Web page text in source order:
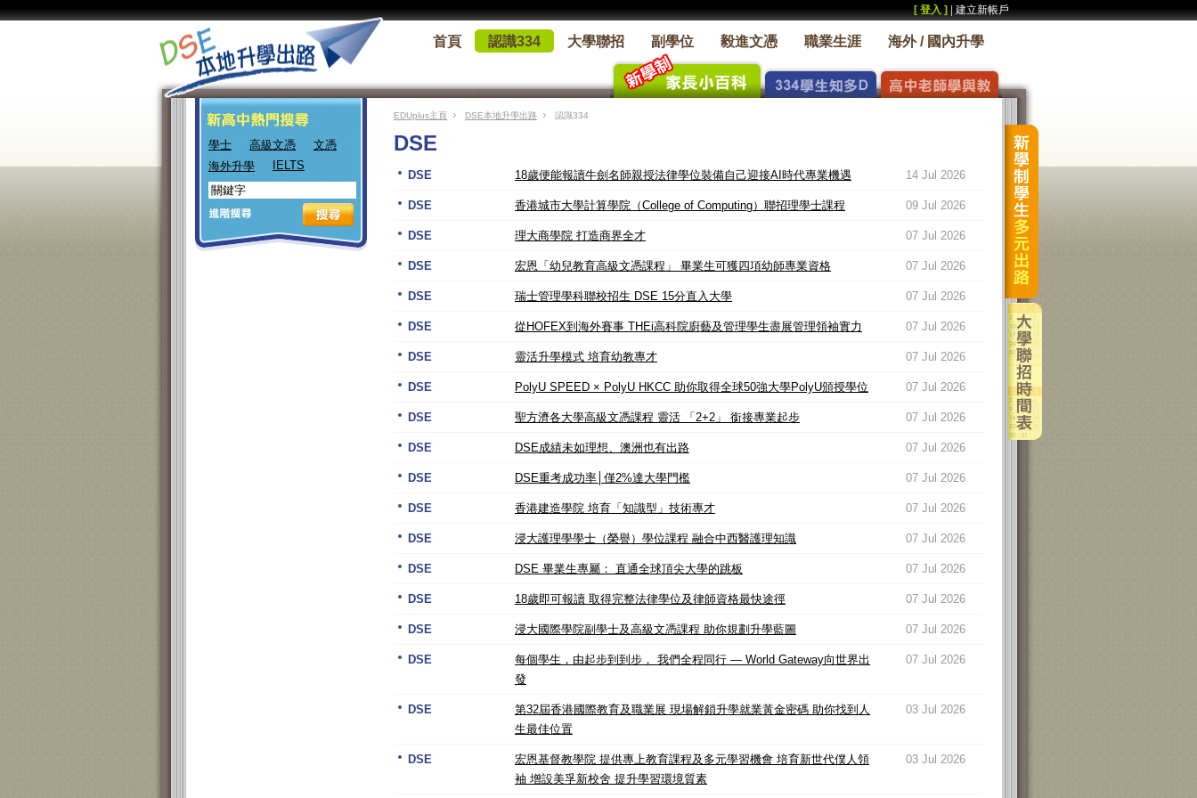
[ 登入 ] 建立新帳戶
首頁 認識334 大學聯招 副學位 毅進文憑 職業生涯 海外 / 國內升學
學士 高級文憑
文憑
海外升學
IELTS
EDUplus主頁 DSE本地升學出路 認識334
DSE
DSE 18歲便能報讀牛劍名師親授法律學位裝備自己迎接AI時代專業機遇 14 Jul 2026
DSE 香港城市大學計算學院（College of Computing）聯招理學士課程 09 Jul 2026
DSE 理大商學院 打造商界全才 07 Jul 2026
DSE 宏恩「幼兒教育高級文憑課程」 畢業生可獲四項幼師專業資格 07 Jul 2026
DSE 瑞士管理學科聯校招生 DSE 15分直入大學 07 Jul 2026
DSE 從HOFEX到海外賽事 THEi高科院廚藝及管理學生盡展管理領袖實力 07 Jul 2026
DSE 靈活升學模式 培育幼教專才 07 Jul 2026
DSE PolyU SPEED × PolyU HKCC 助你取得全球50強大學PolyU頒授學位 07 Jul 2026
DSE 聖方濟各大學高級文憑課程 靈活 「2+2」 銜接專業起步 07 Jul 2026
DSE DSE成績未如理想、澳洲也有出路 07 Jul 2026
DSE DSE重考成功率│僅2%達大學門檻 07 Jul 2026
DSE 香港建造學院 培育「知識型」技術專才 07 Jul 2026
DSE 浸大護理學學士（榮譽）學位課程 融合中西醫護理知識 07 Jul 2026
DSE DSE 畢業生專屬： 直通全球頂尖大學的跳板 07 Jul 2026
DSE 18歲即可報讀 取得完整法律學位及律師資格最快途徑 07 Jul 2026
DSE 浸大國際學院副學士及高級文憑課程 助你規劃升學藍圖 07 Jul 2026
DSE
每個學生，由起步到到步， 我們全程同行 — World Gateway向世界出
發
07 Jul 2026
DSE
第32屆香港國際教育及職業展 現場解鎖升學就業黃金密碼 助你找到人
生最佳位置
03 Jul 2026
DSE
宏恩基督教學院 提供專上教育課程及多元學習機會 培育新世代僕人領
袖 增設美孚新校舍 提升學習環境質素
03 Jul 2026